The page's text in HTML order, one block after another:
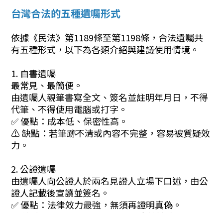
台灣合法的五種遺囑形式
依據《民法》第1189條至第1198條，合法遺囑共
有五種形式，以下為各類介紹與建議使用情境。
1. 自書遺囑
最常見、最簡便。
由遺囑人親筆書寫全文、簽名並註明年月日，不得
代筆、不得使用電腦或打字。
✅ 優點：成本低、保密性高。
⚠️ 缺點：若筆跡不清或內容不完整，容易被質疑效
力。
2. 公證遺囑
由遺囑人向公證人於兩名見證人立場下口述，由公
證人記載後宣讀並簽名。
✅ 優點：法律效力最強，無須再證明真偽。